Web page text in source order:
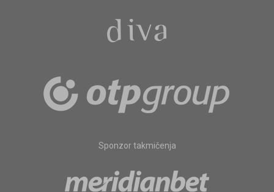
Sponzor takmičenja